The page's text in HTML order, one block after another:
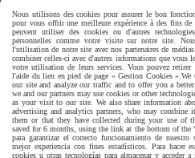
Livraison
Nous utilisons des cookies pour assurer le bon
pour vous offrir une meilleure expérience à des fins
peuvent utiliser des cookies ou d'autres
personnelles comme votre visite sur notre site.
l'utilisation de notre site avec nos partenaires de
combiner celles-ci avec d'autres informations que vous
votre utilisation de leurs services. Vous pouvez
l'aide du lien en pied de page « Gestion Cookies ». We
our site and analyze our traffic and to offer you a
we and our partners may use cookies or other
as your visit to our site. We also share information
advertising and analytics partners, who may
them or that they have collected during your use of
saved for 6 months, using the link at the bottom of the
para garantizar el correcto funcionamiento de
mejor experiencia con fines estadísticos. Para hacer
cookies u otras tecnologías para almacenar y acceder